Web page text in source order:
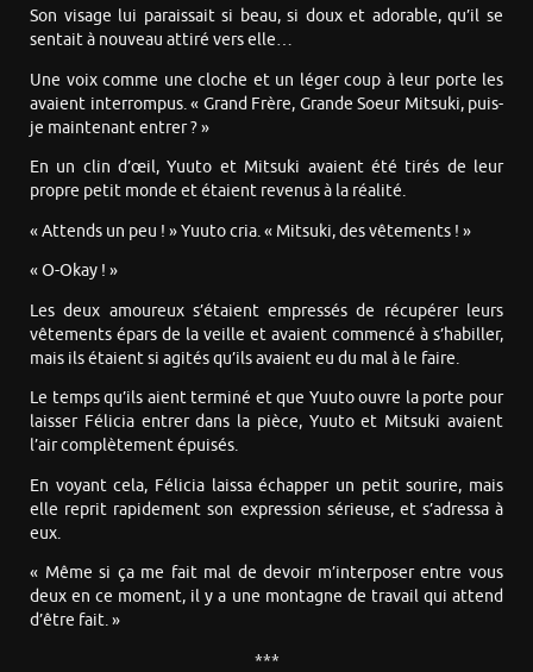
Son visage lui paraissait si beau, si doux et adorable, qu’il se
sentait à nouveau attiré vers elle…
Une voix comme une cloche et un léger coup à leur porte les
avaient interrompus. « Grand Frère, Grande Soeur Mitsuki, puis-
je maintenant entrer ? »
En un clin d’œil, Yuuto et Mitsuki avaient été tirés de leur
propre petit monde et étaient revenus à la réalité.
« Attends un peu ! » Yuuto cria. « Mitsuki, des vêtements ! »
« O-Okay ! »
Les deux amoureux s’étaient empressés de récupérer leurs
vêtements épars de la veille et avaient commencé à s’habiller,
mais ils étaient si agités qu’ils avaient eu du mal à le faire.
Le temps qu’ils aient terminé et que Yuuto ouvre la porte pour
laisser Félicia entrer dans la pièce, Yuuto et Mitsuki avaient
l’air complètement épuisés.
En voyant cela, Félicia laissa échapper un petit sourire, mais
elle reprit rapidement son expression sérieuse, et s’adressa à
eux.
« Même si ça me fait mal de devoir m’interposer entre vous
deux en ce moment, il y a une montagne de travail qui attend
d’être fait. »
***